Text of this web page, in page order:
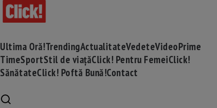
Ultima Oră!TrendingActualitateVedeteVideoPrime
TimeSportStil de viațăClick! Pentru FemeiClick!
SănătateClick! Poftă Bună!Contact